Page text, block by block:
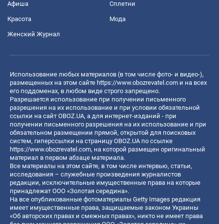
Афиша Сплетни
Красота Мода
Женский Журнал
Использование любых материалов (в том числе фото- и видео-),
размещенных на этом сайте https://www.obozrevatel.com и на всех
его поддоменах, в любом виде строго запрещено.
Разрешается использование при получении письменного
разрешения на их использование и при условии обязательной
ссылки на сайт OBOZ.UA, а для интернет-изданий - при
получении письменного разрешения на их использование и при
обязательном размещении прямой, открытой для поисковых
систем, гиперссылки на страницу OBOZ.UA по ссылке
https://www.obozrevatel.com, на которой размещен оригинальный
материал в первом абзаце материала.
Все материалы на этом сайте, в том числе интервью, статьи,
исследования – служебные произведения журналистов
редакции, исключительные имущественные права на которые
принадлежат ООО «Золотая середина».
На все опубликованные фотоматериалы Getty Images редакция
имеет имущественные права, защищаемые законом Украины
«Об авторских правах и смежных правах», никто не имеет права